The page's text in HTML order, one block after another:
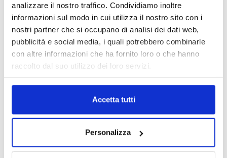
analizzare il nostro traffico. Condividiamo inoltre
informazioni sul modo in cui utilizza il nostro sito con i
nostri partner che si occupano di analisi dei dati web,
pubblicità e social media, i quali potrebbero combinarle
con altre informazioni che ha fornito loro o che hanno
raccolto dal suo utilizzo dei loro servizi.
Accetta tutti
Personalizza
TAGS Coronavirus Inail Infortunio sul lavoro
Italia Oggi
news
responsabilità datore di lavoro stampa